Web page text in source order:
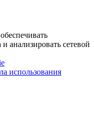
анализировать сетевой
использования